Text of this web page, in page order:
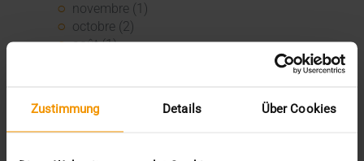
Zustimmung Details Über Cookies
novembre (1)
octobre (2)
août (1)
avril (1)
février (2)